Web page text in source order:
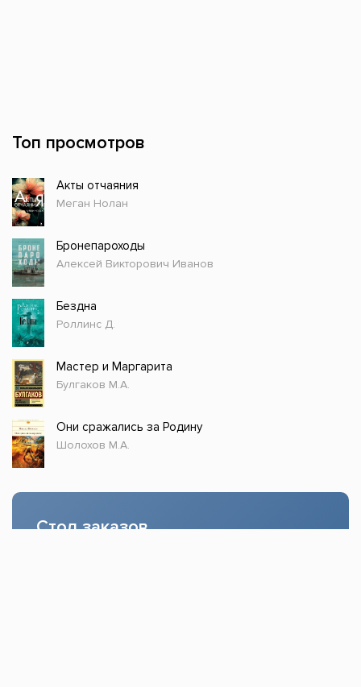
Топ просмотров
Акты отчаяния
Меган Нолан
Бронепароходы
Алексей Викторович Иванов
Бездна
Роллинс Д.
Мастер и Маргарита
Булгаков М.А.
Они сражались за Родину
Шолохов М.А.
Стол заказов